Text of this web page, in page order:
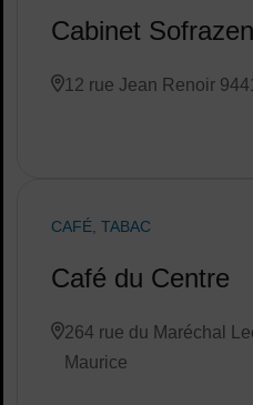
Cabinet Sofrazen
12 rue Jean Renoir
CAFÉ, TABAC
Café du Centre
264 rue du Maréchal
Maurice